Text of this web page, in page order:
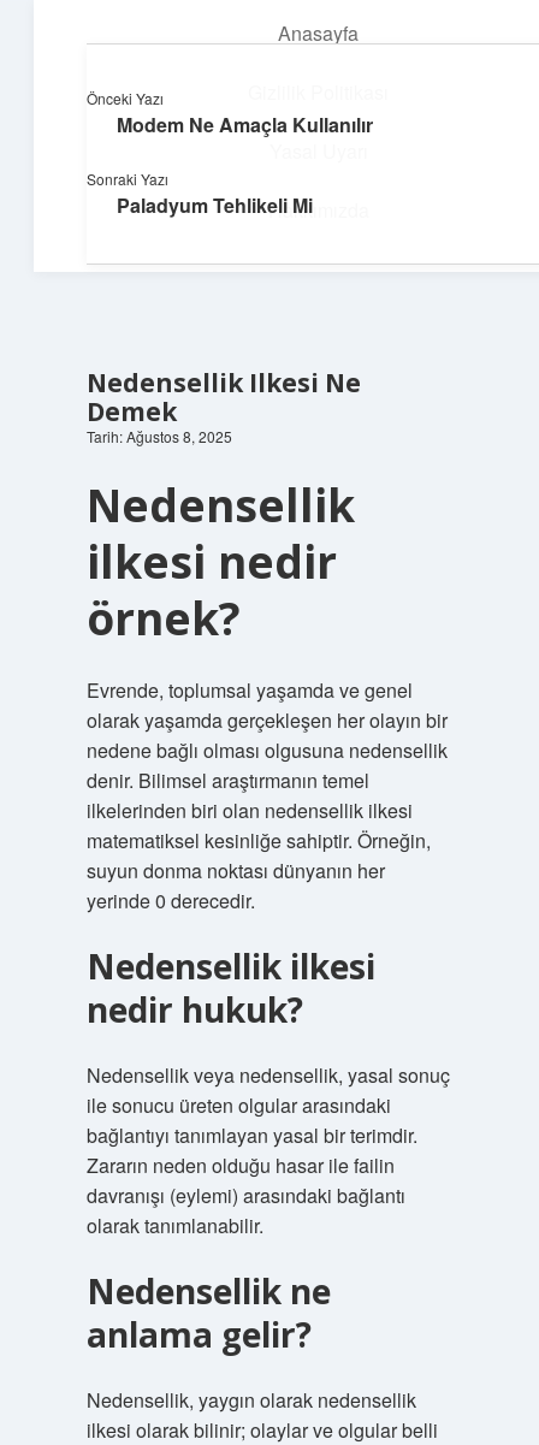
Anasayfa
Hakkımızda
Teknoloji ve Aşk
Dijital dünyada keyifli bir macera!
Nedensellik Ilkesi Ne
Demek
Tarih: Ağustos 8, 2025
Nedensellik
ilkesi nedir
örnek?
Evrende, toplumsal yaşamda ve genel
olarak yaşamda gerçekleşen her olayın bir
nedene bağlı olması olgusuna nedensellik
denir. Bilimsel araştırmanın temel
ilkelerinden biri olan nedensellik ilkesi
matematiksel kesinliğe sahiptir. Örneğin,
suyun donma noktası dünyanın her
yerinde 0 derecedir.
Nedensellik ilkesi
nedir hukuk?
Nedensellik veya nedensellik, yasal sonuç
ile sonucu üreten olgular arasındaki
bağlantıyı tanımlayan yasal bir terimdir.
Zararın neden olduğu hasar ile failin
davranışı (eylemi) arasındaki bağlantı
olarak tanımlanabilir.
Nedensellik ne
anlama gelir?
Nedensellik, yaygın olarak nedensellik
ilkesi olarak bilinir; olaylar ve olgular belli
Önceki Yazı
Modem Ne Amaçla Kullanılır
Sonraki Yazı
Paladyum Tehlikeli Mi